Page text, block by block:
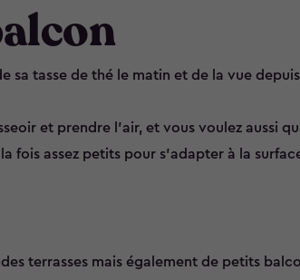
tasse de thé le matin et de la vue
et prendre l’air, et vous voulez aussi
fois assez petits pour s’adapter à la
terrasses mais également de petits